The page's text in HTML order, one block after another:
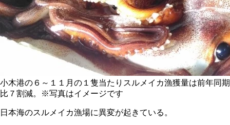
小木港の６～１１月の１隻当たりスルメイカ漁獲量は前年同期
比７割減。※写真はイメージです
日本海のスルメイカ漁場に異変が起きている。